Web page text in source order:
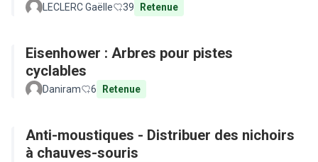
LECLERC Gaëlle 39 Retenue
Eisenhower : Arbres pour pistes
cyclables
Daniram 6 Retenue
Anti-moustiques - Distribuer des nichoirs
à chauves-souris